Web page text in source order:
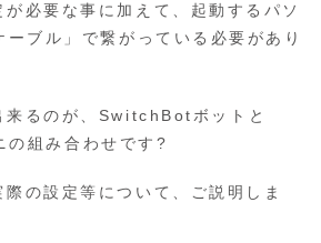
必要な事に加えて、起動するパソ
ブル」で繋がっている必要があり
来るのが、SwitchBotボットと
組み合わせです?
の設定等について、ご説明しま